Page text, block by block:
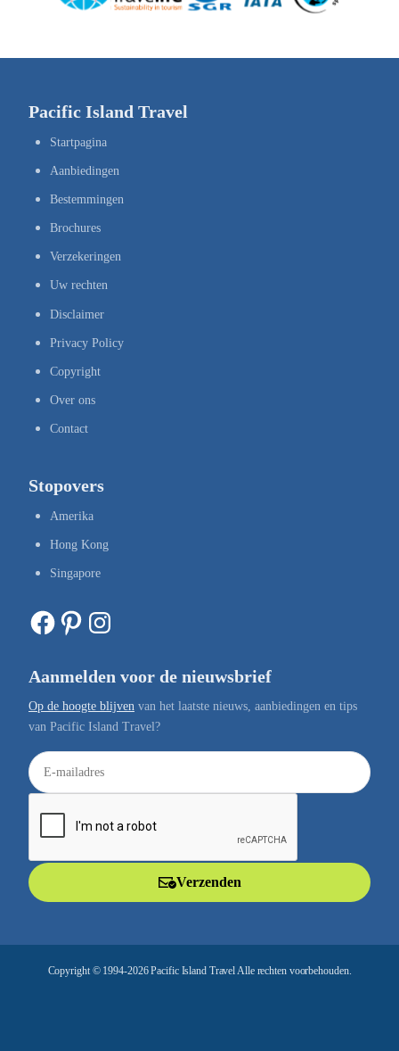
Pacific Island Travel
Startpagina
Aanbiedingen
Bestemmingen
Brochures
Verzekeringen
Uw rechten
Disclaimer
Privacy Policy
Copyright
Over ons
Contact
Stopovers
Amerika
Hong Kong
Singapore
Facebook Pinterest Instagram
Aanmelden voor de nieuwsbrief
Op de hoogte blijven van het laatste nieuws, aanbiedingen en tips
van Pacific Island Travel?
E
-
a
Verzenden
Copyright © 1994-2026 Pacific Island Travel Alle rechten voorbehouden.